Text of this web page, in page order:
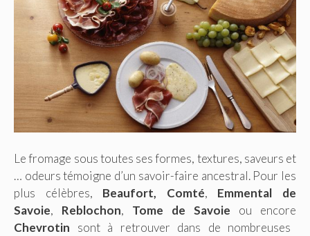
Le fromage sous toutes ses formes, textures, saveurs et
… odeurs témoigne d’un savoir-faire ancestral. Pour les
plus célèbres, Beaufort, Comté, Emmental de
Savoie, Reblochon, Tome de Savoie ou encore
Chevrotin sont à retrouver dans de nombreuses